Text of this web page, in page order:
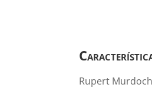
Rupert